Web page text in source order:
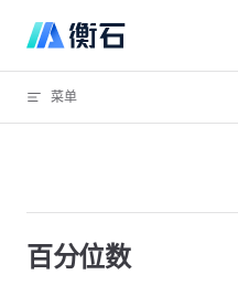
Skip to content
菜单
百分位数